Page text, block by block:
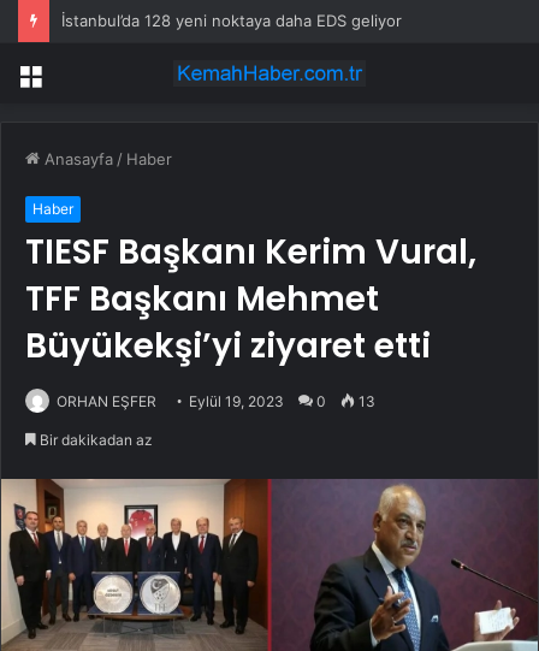
İstanbul’da 128 yeni noktaya daha EDS geliyor
Menü
Anasayfa / Haber
Haber
TIESF Başkanı Kerim Vural,
TFF Başkanı Mehmet
Büyükekşi’yi ziyaret etti
ORHAN EŞFER Eylül 19, 2023 0 13
Bir dakikadan az